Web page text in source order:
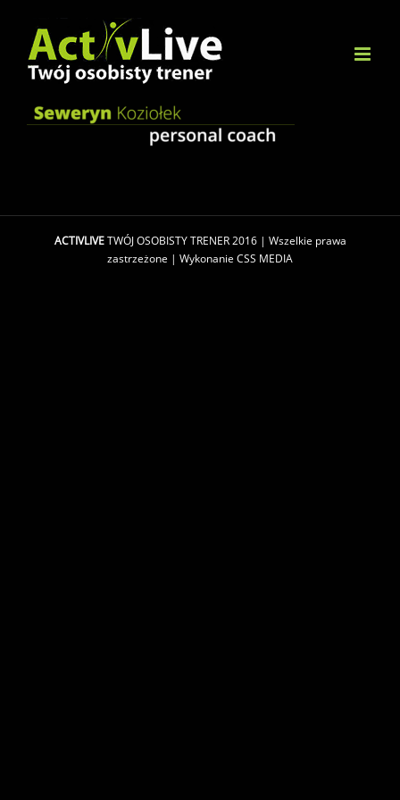
content
ACTIVLIVETWÓJ OSOBISTY TRENER 2016 | Wszelkie prawa
zastrzeżone | Wykonanie CSS MEDIA